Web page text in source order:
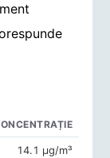
14.1 μg/m³